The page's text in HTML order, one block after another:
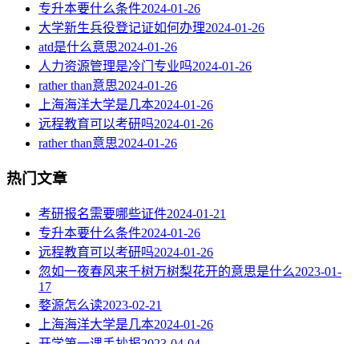
专升本要什么条件2024-01-26
大学新生兵役登记证如何办理2024-01-26
atd是什么意思2024-01-26
人力资源管理是冷门专业吗2024-01-26
rather than意思2024-01-26
上海海洋大学是几本2024-01-26
远程教育可以考研吗2024-01-26
rather than意思2024-01-26
热门文章
考研报名需要哪些证件2024-01-21
专升本要什么条件2024-01-26
远程教育可以考研吗2024-01-26
忽如一夜春风来千树万树梨花开的意思是什么2023-01-
17
婺源怎么读2023-02-21
上海海洋大学是几本2024-01-26